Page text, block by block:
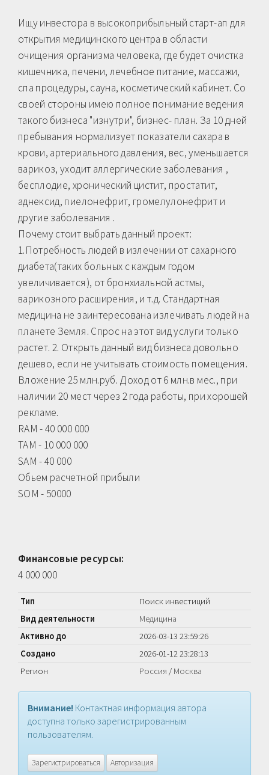
Ищу инвестора в высокоприбыльный старт-ап для
открытия медицинского центра в области
очищения организма человека, где будет очистка
кишечника, печени, лечебное питание, массажи,
спа процедуры, сауна, косметический кабинет. Со
своей стороны имею полное понимание ведения
такого бизнеса "изнутри", бизнес- план. За 10 дней
пребывания нормализует показатели сахара в
крови, артериального давления, вес, уменьшается
варикоз, уходит аллергические заболевания ,
бесплодие, хронический цистит, простатит,
аднексид, пиелонефрит, громелулонефрит и
другие заболевания .
Почему стоит выбрать данный проект:
1.Потребность людей в излечении от сахарного
диабета(таких больных с каждым годом
увеличивается), от бронхиальной астмы,
варикозного расширения, и т.д. Стандартная
медицина не заинтересована излечивать людей на
планете Земля. Спрос на этот вид услуги только
растет. 2. Открыть данный вид бизнеса довольно
дешево, если не учитывать стоимость помещения.
Вложение 25 млн.руб. Доход от 6 млн.в мес., при
наличии 20 мест через 2 года работы, при хорошей
рекламе.
RAM - 40 000 000
TAM - 10 000 000
SAM - 40 000
Обьем расчетной прибыли
SOM - 50000
Финансовые ресурсы:
4 000 000
Тип
Поиск инвестиций
Вид деятельности
Медицина
Активно до
2026-03-13 23:59:26
Создано
2026-01-12 23:28:13
Регион
Россия / Москва
Внимание! Контактная информация автора
доступна только зарегистрированным
пользователям.
Зарегистрироваться Авторизация